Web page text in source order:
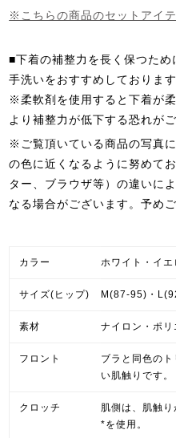
※こちらの商品のセットアイ
■下着の補整力を長く保つため
手洗いをおすすめしております
※柔軟剤を使用すると下着が
より補整力が低下する恐れがご
※ご覧頂いている商品の写真
の色に近くなるように努めて
ター、ブラウザ等）の違いに
なる場合がございます。予め
カラー ホワイト・イ
サイズ(ヒップ) M(87-95)・
素材 ナイロン・ポ
フロント
ブラと同色の
い肌触りです。
クロッチ
肌側は、肌触
*を使用。